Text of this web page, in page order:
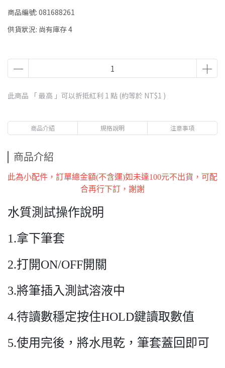
商品編號: 081688261
供貨狀況: 尚有庫存 4
此商品 「 最高 」可以折抵紅利 1 點 (約等於 NT$1 )
商品介紹 規格說明 注意事項
商品介紹
此為小配件，訂單總金額(不含運)如未達100元不出貨，可配
合再行下訂，謝謝
水質測試操作說明
1.拿下筆套
2.打開ON/OFF開關
3.將筆插入測試溶液中
4.待讀數穩定按住HOLD鍵讀取數值
5.使用完後，將水甩乾，筆套蓋回即可